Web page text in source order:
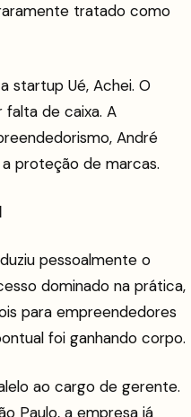
tratado como
startup Ué, Achei. O
falta de caixa. A
André
proteção de marcas.
pessoalmente o
dominado na prática,
para empreendedores
foi ganhando corpo.
ao cargo de gerente.
Paulo, a empresa já